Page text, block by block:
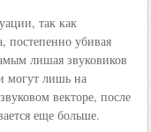
так как
постепенно убивая
лишая звуковиков
могут лишь на
векторе, после
еще больше.